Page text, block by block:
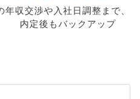
年収交渉や入社日調整まで、
内定後もバックアップ